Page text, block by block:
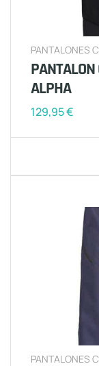
PANTALONES
PANTALON
ALPHA
129,95€
PANTALONES